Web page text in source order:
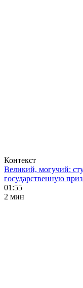
Контекст
Великий, могучий:
государственную
01:55
2 мин